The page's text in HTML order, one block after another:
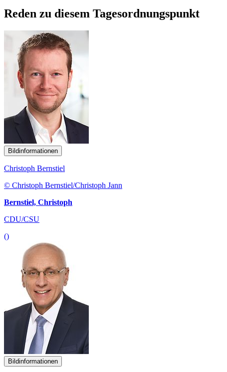
Reden zu diesem Tagesordnungspunkt
Bildinformationen
Christoph Bernstiel
© Christoph Bernstiel/Christoph Jann
Bernstiel, Christoph
CDU/CSU
()
Bildinformationen